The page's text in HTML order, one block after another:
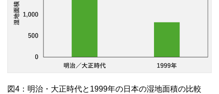
図4：明治・大正時代と1999年の日本の湿地面積の比較